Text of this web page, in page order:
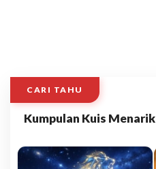
CARI TAHU
Kumpulan Kuis Menarik